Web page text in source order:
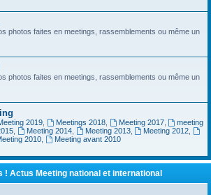
photos faites en meetings, rassemblements ou même un
photos faites en meetings, rassemblements ou même un
2019, Meetings 2018, Meeting 2017,
meeting
, Meeting 2014, Meeting 2013, Meeting 2012
2010,
Meeting avant 2010
! Actus Meeting national et international